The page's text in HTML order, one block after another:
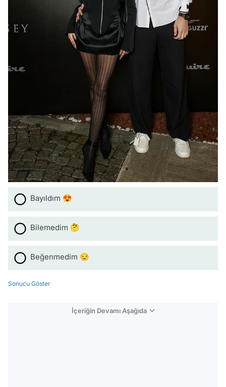
Bayıldım 😍
Bilemedim 🤔
Beğenmedim 😒
Sonucu Göster
İçeriğin Devamı Aşağıda